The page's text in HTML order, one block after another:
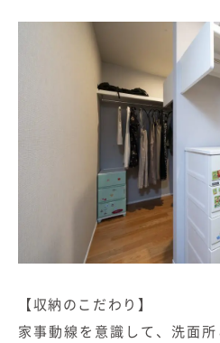
【収納のこだわり】
家事動線を意識して、洗面